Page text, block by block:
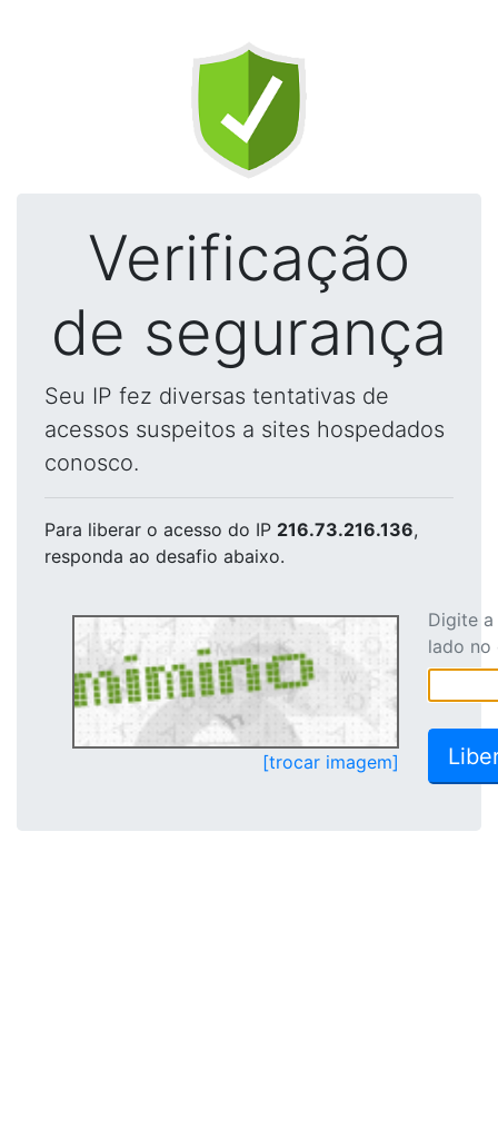
Verificação
de segurança
Seu IP fez diversas tentativas de
acessos suspeitos a sites hospedados
conosco.
Para liberar o acesso do IP 216.73.216.136,
responda ao desafio abaixo.
[trocar imagem]
Digite
lado no